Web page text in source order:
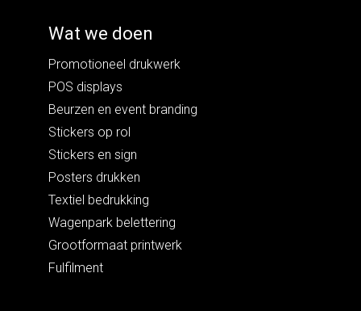
Wat we doen
Promotioneel drukwerk
POS displays
Beurzen en event branding
Stickers op rol
Stickers en sign
Posters drukken
Textiel bedrukking
Wagenpark belettering
Grootformaat printwerk
Fulfilment